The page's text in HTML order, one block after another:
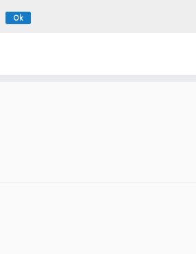
La experiencia más auténtica para
Ok